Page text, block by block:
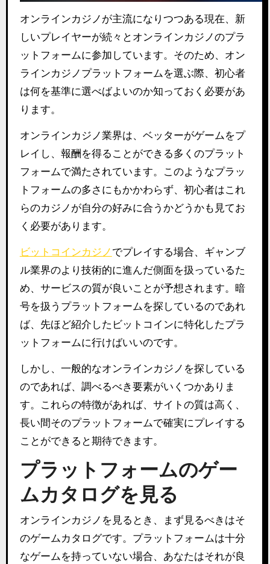
オンラインカジノが主流になりつつある現在、新
しいプレイヤーが続々とオンラインカジノのプラ
ットフォームに参加しています。そのため、オン
ラインカジノプラットフォームを選ぶ際、初心者
は何を基準に選べばよいのか知っておく必要があ
ります。
オンラインカジノ業界は、ベッターがゲームをプ
レイし、報酬を得ることができる多くのプラット
フォームで満たされています。このようなプラッ
トフォームの多さにもかかわらず、初心者はこれ
らのカジノが自分の好みに合うかどうかも見てお
く必要があります。
ビットコインカジノ でプレイする場合、ギャンブ
ル業界のより技術的に進んだ側面を扱っているた
め、サービスの質が良いことが予想されます。暗
号を扱うプラットフォームを探しているのであれ
ば、先ほど紹介したビットコインに特化したプラ
ットフォームに行けばいいのです。
しかし、一般的なオンラインカジノを探している
のであれば、調べるべき要素がいくつかありま
す。これらの特徴があれば、サイトの質は高く、
長い間そのプラットフォームで確実にプレイする
ことができると期待できます。
プラットフォームのゲー
ムカタログを見る
オンラインカジノを見るとき、まず見るべきはそ
のゲームカタログです。プラットフォームは十分
なゲームを持っていない場合、あなたはそれが良